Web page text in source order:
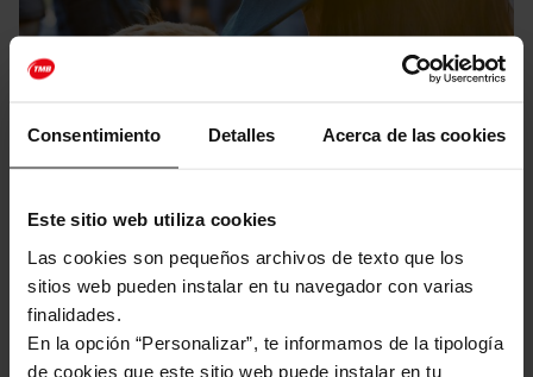
Consentimiento Detalles Acerca de las cookies
Este sitio web utiliza cookies
Las cookies son pequeños archivos de texto que los
sitios web pueden instalar en tu navegador con varias
finalidades.
En la opción “Personalizar”, te informamos de la tipología
de cookies que este sitio web puede instalar en tu
Playas Articles 2025
¿Viajas con mascota? Lugares y playas pet-